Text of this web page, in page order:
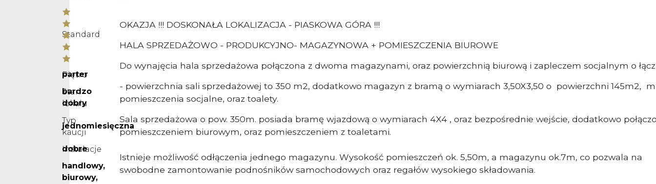
Standard
Piętro
parter
Stan
lokalu
bardzo
dobry
Typ
kaucji
jednomiesięczna
Instalacje
dobre
handlowy,
biurowy,
OKAZJA !!! DOSKONAŁA LOKALIZACJA - PIASKOWA GÓRA !!!
HALA SPRZEDAŻOWO - PRODUKCYJNO- MAGAZYNOWA + POMIESZCZENIA BIUROWE
Do wynajęcia hala sprzedażowa połączona z dwoma magazynami, oraz powierzchnią biurową i zapleczem socjalnym o
- powierzchnia sali sprzedażowej to 350 m2, dodatkowo magazyn z bramą o wymiarach 3,50X3,50 o powierzchni 145m2,
pomieszczenia socjalne, oraz toalety.
Sala sprzedażowa o pow. 350m. posiada bramę wjazdową o wymiarach 4X4 , oraz bezpośrednie wejście, dodatkowo
pomieszczeniem biurowym, oraz pomieszczeniem z toaletami.
Istnieje możliwość odłączenia jednego magazynu. Wysokość pomieszczeń ok. 5,50m, a magazynu ok.7m, co pozwala na
swobodne zamontowanie podnośników samochodowych oraz regałów wysokiego składowania.